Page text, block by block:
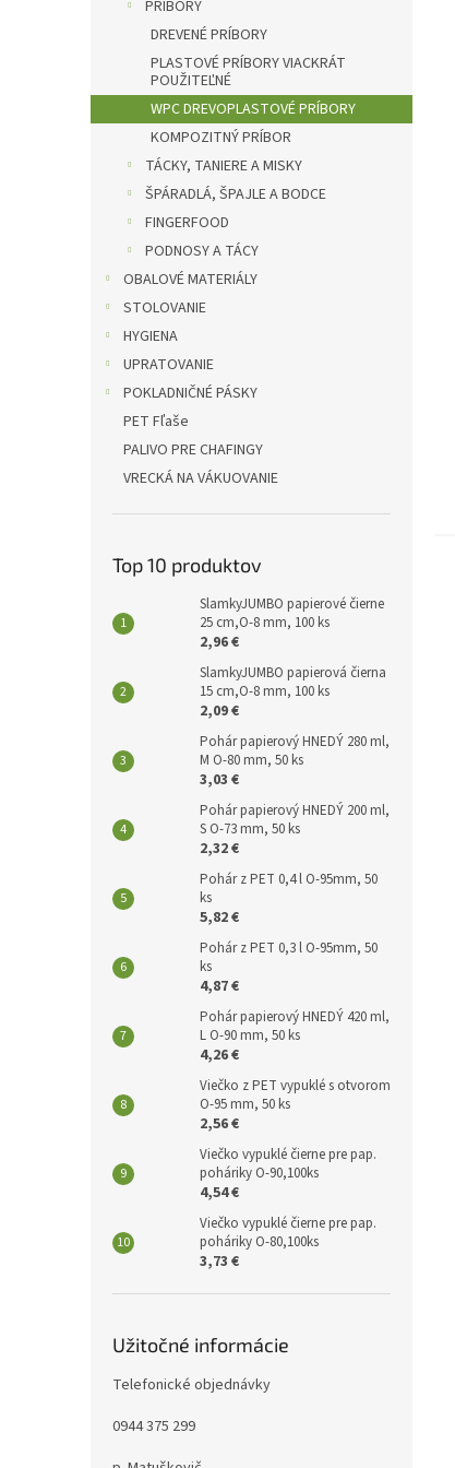
PRÍBORY
DREVENÉ PRÍBORY
PLASTOVÉ PRÍBORY VIACKRÁT
POUŽITEĽNÉ
WPC DREVOPLASTOVÉ PRÍBORY
KOMPOZITNÝ PRÍBOR
TÁCKY, TANIERE A MISKY
ŠPÁRADLÁ, ŠPAJLE A BODCE
FINGERFOOD
PODNOSY A TÁCY
OBALOVÉ MATERIÁLY
STOLOVANIE
HYGIENA
UPRATOVANIE
POKLADNIČNÉ PÁSKY
PET Fľaše
PALIVO PRE CHAFINGY
VRECKÁ NA VÁKUOVANIE
Top 10 produktov
SlamkyJUMBO papierové čierne
25 cm,O-8 mm, 100 ks
2,96 €
SlamkyJUMBO papierová čierna
15 cm,O-8 mm, 100 ks
2,09 €
Pohár papierový HNEDÝ 280 ml,
M O-80 mm, 50 ks
3,03 €
Pohár papierový HNEDÝ 200 ml,
S O-73 mm, 50 ks
2,32 €
Pohár z PET 0,4 l O-95mm, 50
ks
5,82 €
Pohár z PET 0,3 l O-95mm, 50
ks
4,87 €
Pohár papierový HNEDÝ 420 ml,
L O-90 mm, 50 ks
4,26 €
Viečko z PET vypuklé s otvorom
O-95 mm, 50 ks
2,56 €
Viečko vypuklé čierne pre pap.
poháriky O-90,100ks
4,54 €
Viečko vypuklé čierne pre pap.
poháriky O-80,100ks
3,73 €
Užitočné informácie
Telefonické objednávky
0944 375 299